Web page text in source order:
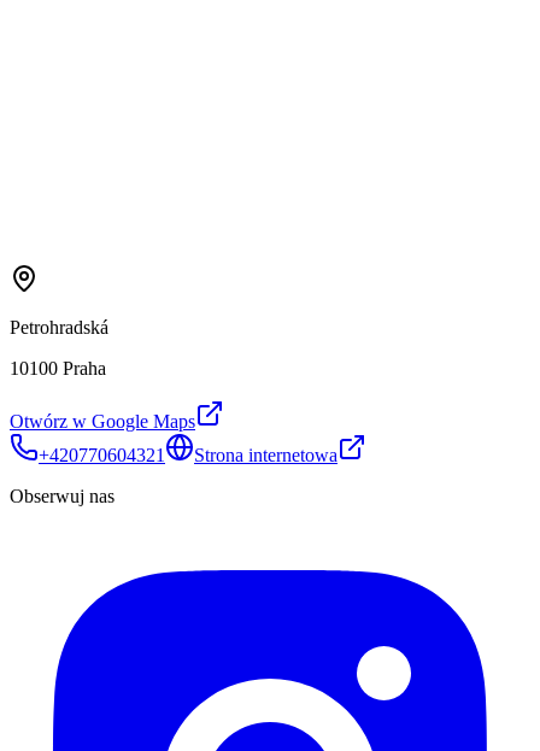
Petrohradská
10100 Praha
Otwórz w Google Maps
+420770604321
Strona internetowa
Obserwuj nas